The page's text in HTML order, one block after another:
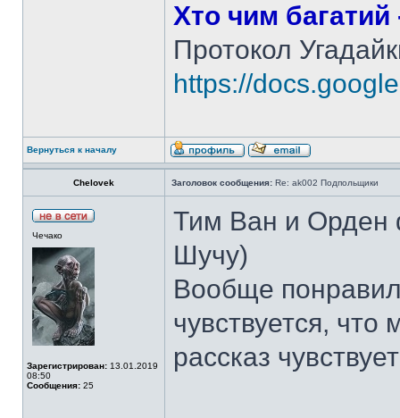
Хто чим багатий
Протокол
https://
Вернуться к началу
Chelovek Заголовок сообщения: Re: ak002 Подпольщики
Чечако
Зарегистрирован: 13.01.2019
08:50
Сообщения: 25
Тим Ван и Орден
Шучу)
Вообще
чувствуется,
рассказ